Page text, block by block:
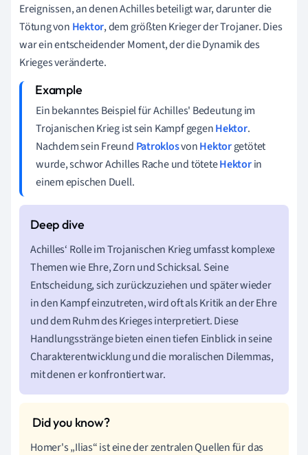
Ereignissen, an denen Achilles beteiligt war, darunter die
Tötung von Hektor, dem größten Krieger der Trojaner. Dies
war ein entscheidender Moment, der die Dynamik des
Krieges veränderte.
Ein bekanntes Beispiel für Achilles' Bedeutung im
Trojanischen Krieg ist sein Kampf gegenHektor.
Nachdem sein Freund PatroklosvonHektorgetötet
wurde, schwor Achilles Rache und töteteHektorin
einem epischen Duell.
Achilles‘ Rolle im Trojanischen Krieg umfasst komplexe
Themen wie Ehre, Zorn und Schicksal. Seine
Entscheidung, sich zurückzuziehen und später wieder
in den Kampf einzutreten, wird oft als Kritik an der Ehre
und dem Ruhm des Krieges interpretiert. Diese
Handlungsstränge bieten einen tiefen Einblick in seine
Charakterentwicklung und die moralischen Dilemmas,
mit denen er konfrontiert war.
Homer's „Ilias“ ist eine der zentralen Quellen für das